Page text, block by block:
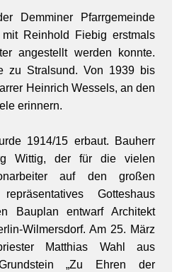
Demminer Pfarrgemeinde
Reinhold Fiebig erstmals
angestellt werden konnte.
zu Stralsund. Von 1939 bis
Heinrich Wessels, an den
erinnern.
1914/15 erbaut. Bauherr
Wittig, der für die vielen
auf den großen
Gotteshaus
Bauplan entwarf Architekt
Wilmersdorf. Am 25. März
Matthias Wahl aus
„Zu Ehren der